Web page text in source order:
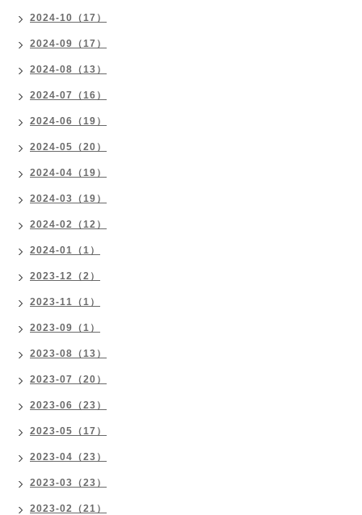
2024-10（17）
2024-09（17）
2024-08（13）
2024-07（16）
2024-06（19）
2024-05（20）
2024-04（19）
2024-03（19）
2024-02（12）
2024-01（1）
2023-12（2）
2023-11（1）
2023-09（1）
2023-08（13）
2023-07（20）
2023-06（23）
2023-05（17）
2023-04（23）
2023-03（23）
2023-02（21）